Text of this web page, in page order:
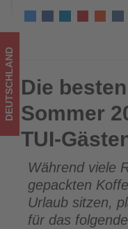
Gästen
-
Wissen,
was
im
Tourismus
los
ist!
Die besten Plätze für
DEUTSCHLAND Die
Sommer
TUI-
Während viele
gepackten
Urlaub sitzen,
für das